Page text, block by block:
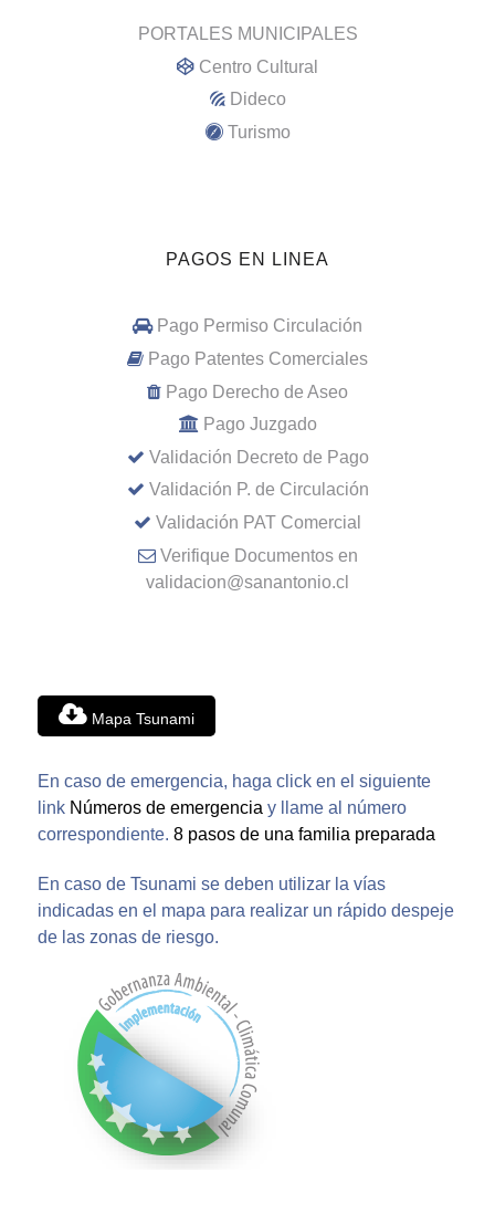
PORTALES MUNICIPALES
Centro Cultural
Dideco
Turismo
PAGOS EN LINEA
Pago Permiso Circulación
Pago Patentes Comerciales
Pago Derecho de Aseo
Pago Juzgado
Validación Decreto de Pago
Validación P. de Circulación
Validación PAT Comercial
Verifique Documentos en
validacion@sanantonio.cl
Mapa Tsunami
En caso de emergencia, haga click en el siguiente
link Números de emergencia y llame al número
correspondiente. 8 pasos de una familia preparada
En caso de Tsunami se deben utilizar la vías
indicadas en el mapa para realizar un rápido despeje
de las zonas de riesgo.